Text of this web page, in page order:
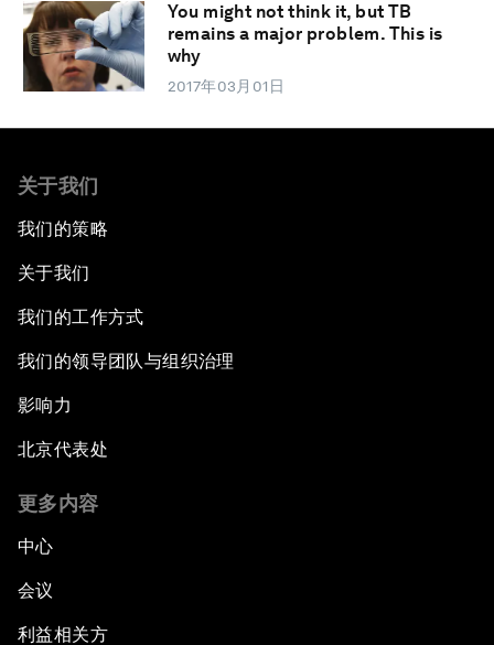
You might not think it, but TB
remains a major problem. This is
why
2017年03月01日
关于我们
我们的策略
关于我们
我们的工作方式
我们的领导团队与组织治理
影响力
北京代表处
更多内容
中心
会议
利益相关方